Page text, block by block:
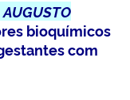
bioquímicos
com